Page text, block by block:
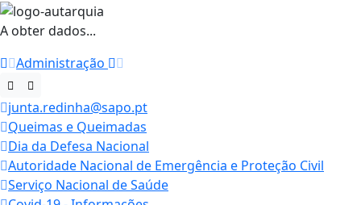
A obter dados...
Administração
junta.redinha@sapo.pt
Queimas e Queimadas
Dia da Defesa Nacional
Autoridade Nacional de Emergência e Proteção Civil
Serviço Nacional de Saúde